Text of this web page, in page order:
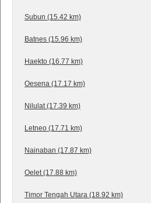
Subun (15.42 km)
Batnes (15.96 km)
Haekto (16.77 km)
Oesena (17.17 km)
Nilulat (17.39 km)
Letneo (17.71 km)
Nainaban (17.87 km)
Oelet (17.88 km)
Timor Tengah Utara (18.92 km)